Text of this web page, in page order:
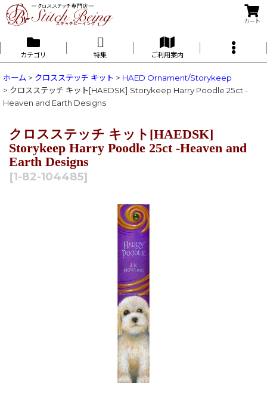
カート
カテゴリ 特集 ご利用案内
ホーム > クロスステッチ キット > HAED Ornament/Storykeep
> クロスステッチ キット[HAEDSK] Storykeep Harry Poodle 25ct -
Heaven and Earth Designs
クロスステッチ キット[HAEDSK]
Storykeep Harry Poodle 25ct -Heaven and
Earth Designs
[1-82-104485]